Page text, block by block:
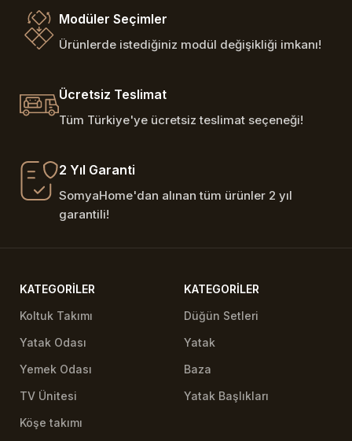
Modüler Seçimler
Ürünlerde istediğiniz modül değişikliği imkanı!
Ücretsiz Teslimat
Tüm Türkiye'ye ücretsiz teslimat seçeneği!
2 Yıl Garanti
SomyaHome'dan alınan tüm ürünler 2 yıl
garantili!
KATEGORILER
Koltuk Takımı
Yatak Odası
Yemek Odası
TV Ünitesi
Köşe takımı
KATEGORILER
Düğün Setleri
Yatak
Baza
Yatak Başlıkları